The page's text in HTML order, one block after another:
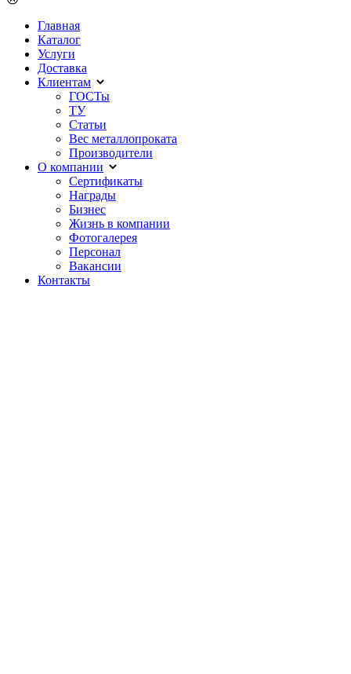
Главная
Каталог
Услуги
Доставка
Клиентам
ГОСТы
ТУ
Статьи
Вес металлопроката
Производители
О компании
Сертификаты
Награды
Бизнес
Жизнь в компании
Фотогалерея
Персонал
Вакансии
Контакты